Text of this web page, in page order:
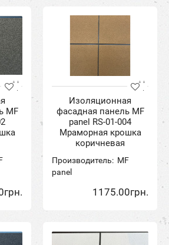
MF
Изоляционная
фасадная панель MF
panel RS-01-004
Мраморная крошка
коричневая
Производитель: MF
panel
1175.00грн.